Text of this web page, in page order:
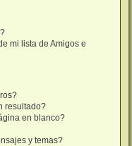
mi lista de Amigos e
resultado?
en blanco?
y temas?